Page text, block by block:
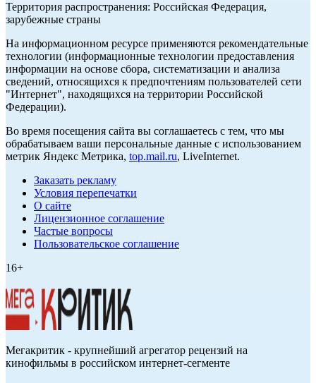
Территория распространения: Российская Федерация,
зарубежные страны
На информационном ресурсе применяются рекомендательные
технологии (информационные технологии предоставления
информации на основе сбора, систематизации и анализа
сведений, относящихся к предпочтениям пользователей сети
"Интернет", находящихся на территории Российской
Федерации).
Во время посещения сайта вы соглашаетесь с тем, что мы
обрабатываем ваши персональные данные с использованием
метрик Яндекс Метрика, top.mail.ru, LiveInternet.
Заказать рекламу
Условия перепечатки
О сайте
Лицензионное соглашение
Частые вопросы
Пользовательское соглашение
16+
Мегакритик - крупнейший агрегатор рецензий на
кинофильмы в российском интернет-сегменте